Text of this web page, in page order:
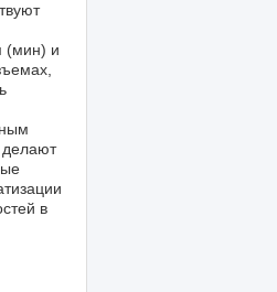
(мин) и
делают
в